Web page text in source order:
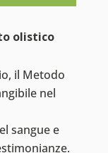
olistico
il Metodo
nel
sangue e